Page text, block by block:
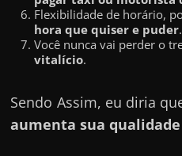
Flexibilidade de horário,
hora que quiser e puder.
Você nunca vai perder o
vitalício.
Sendo Assim, eu diria
aumenta sua